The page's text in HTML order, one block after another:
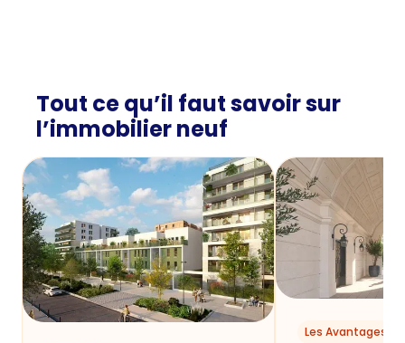
Tout ce qu’il faut savoir sur
l’immobilier neuf
Les Avantages